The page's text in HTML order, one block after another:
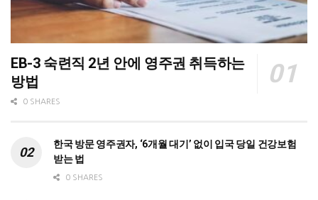
EB-3 숙련직 2년 안에 영주권 취득하는
방법
0 SHARES
한국 방문 영주권자, ‘6개월 대기’ 없이 입국 당일 건강보험
받는 법
0 SHARES